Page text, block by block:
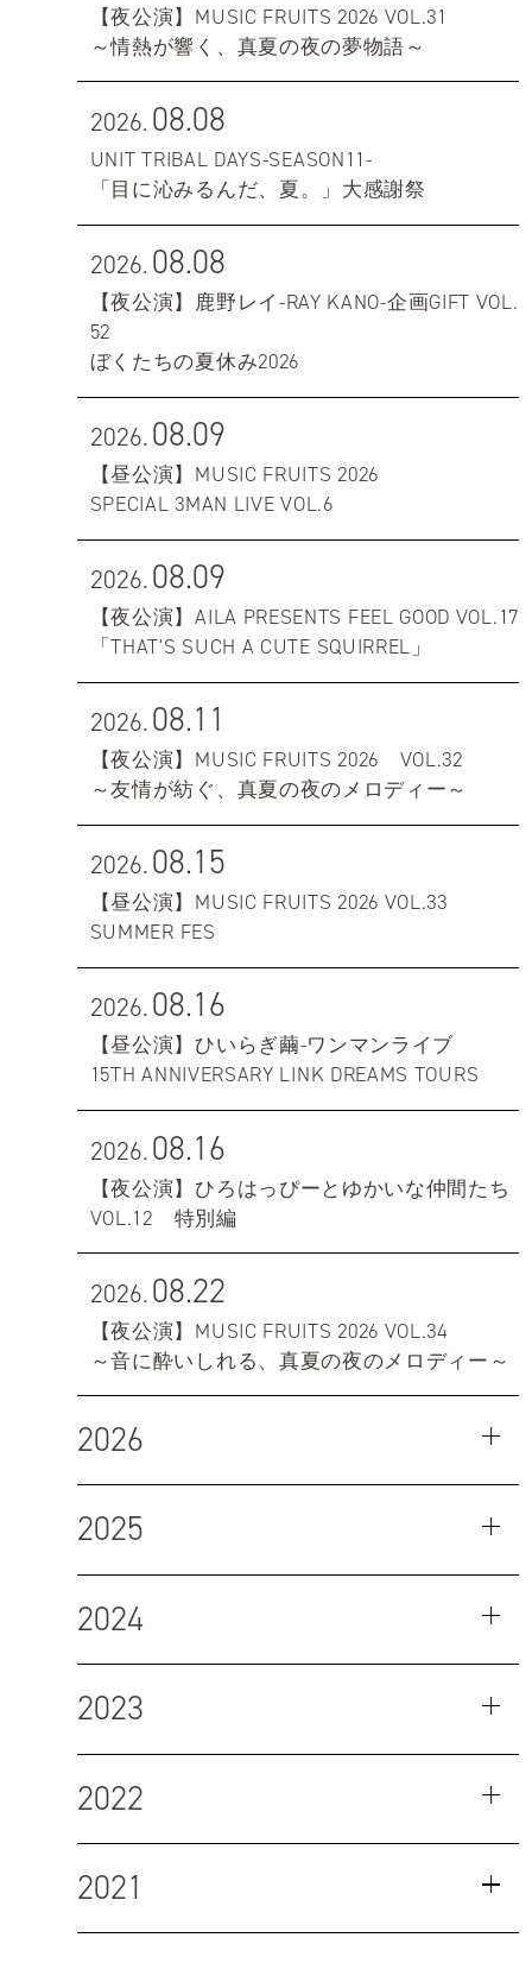
【夜公演】MUSIC FRUITS 2026 VOL.31
～情熱が響く、真夏の夜の夢物語～
2026.08.08
UNIT TRIBAL DAYS-SEASON11-
「目に沁みるんだ、夏。」大感謝祭
2026.08.08
【夜公演】鹿野レイ-RAY KANO-企画GIFT VOL.
52
ぼくたちの夏休み2026
2026.08.09
【昼公演】MUSIC FRUITS 2026
SPECIAL 3MAN LIVE VOL.6
2026.08.09
【夜公演】AILA PRESENTS FEEL GOOD VOL.17
「THAT'S SUCH A CUTE SQUIRREL」
2026.08.11
【夜公演】MUSIC FRUITS 2026 VOL.32
～友情が紡ぐ、真夏の夜のメロディー～
2026.08.15
【昼公演】MUSIC FRUITS 2026 VOL.33
SUMMER FES
2026.08.16
【昼公演】ひいらぎ繭-ワンマンライブ
15TH ANNIVERSARY LINK DREAMS TOURS
2026.08.16
【夜公演】ひろはっぴーとゆかいな仲間たち
VOL.12 特別編
2026.08.22
【夜公演】MUSIC FRUITS 2026 VOL.34
～音に酔いしれる、真夏の夜のメロディー～
2026
2025
2024
2023
2022
2021